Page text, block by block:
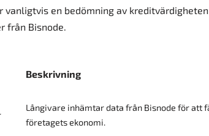
vanligtvis en bedömning av
från Bisnode.
Beskrivning
Långivare inhämtar data från Bisnode för att
företagets ekonomi.